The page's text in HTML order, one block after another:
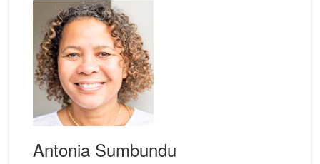
Antonia Sumbundu